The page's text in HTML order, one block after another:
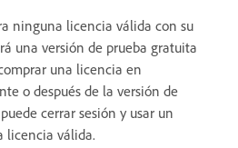
ninguna licencia válida con su
una versión de prueba gratuita
una licencia en
o después de la versión de
cerrar sesión y usar un
licencia válida.